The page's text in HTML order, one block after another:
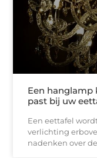
Een hanglamp
past bij uw
Een eettafel
verlichting
nadenken over